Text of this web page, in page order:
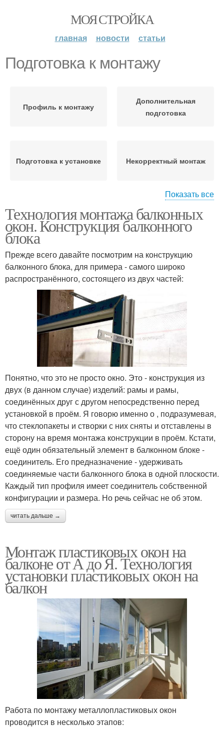
МОЯ СТРОЙКА
главная новости статьи
Подготовка к монтажу
Профиль к монтажу
Дополнительная
подготовка
Подготовка к установке Некорректный монтаж
Подготовка к работе
Показать все
Технология монтажа балконных
окон. Конструкция балконного
блока
Прежде всего давайте посмотрим на конструкцию
балконного блока, для примера - самого широко
распространённого, состоящего из двух частей:
Понятно, что это не просто окно. Это - конструкция из
двух (в данном случае) изделий: рамы и рамы,
соединённых друг с другом непосредственно перед
установкой в проём. Я говорю именно о , подразумевая,
что стеклопакеты и створки с них сняты и отставлены в
сторону на время монтажа конструкции в проём. Кстати,
ещё один обязательный элемент в балконном блоке -
соединитель. Его предназначение - удерживать
соединяемые части балконного блока в одной плоскости.
Каждый тип профиля имеет соединитель собственной
конфигурации и размера. Но речь сейчас не об этом.
читать дальше →
Монтаж пластиковых окон на
балконе от А до Я. Технология
установки пластиковых окон на
балкон
Работа по монтажу металлопластиковых окон
проводится в несколько этапов: